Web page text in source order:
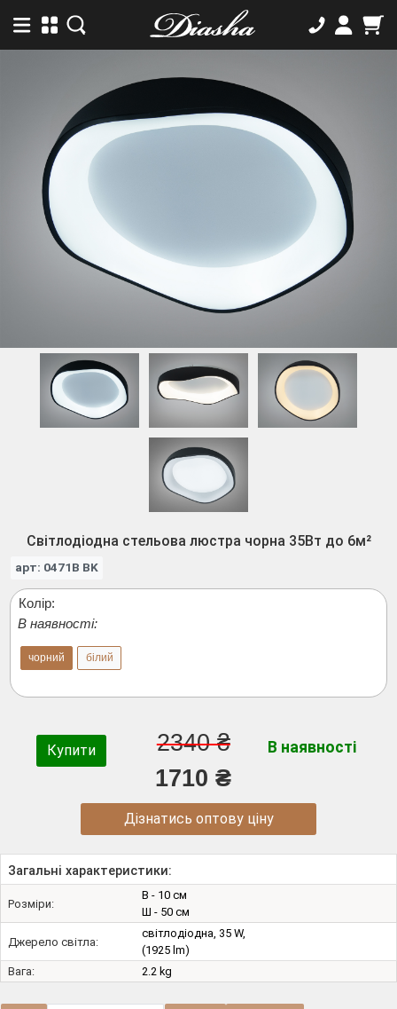
Світлодіодна стельова люстра чорна 35Вт до 6м²
арт: 0471B BK
Колір:
В наявності:
чорний білий
Купити
2340 ₴
1710 ₴
В наявності
Дізнатись оптову ціну
Загальні характеристики:
Розміри:
В - 10 см
Ш - 50 см
Джерело світла:
світлодіодна, 35 W,
(1925 lm)
Вага:
2.2 kg